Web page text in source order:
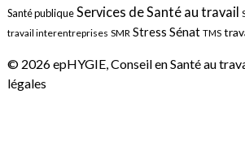
Santé publique Services de Santé au travail
travail interentreprises SMR Stress Sénat TMS
© 2026 epHYGIE, Conseil en Santé au
légales